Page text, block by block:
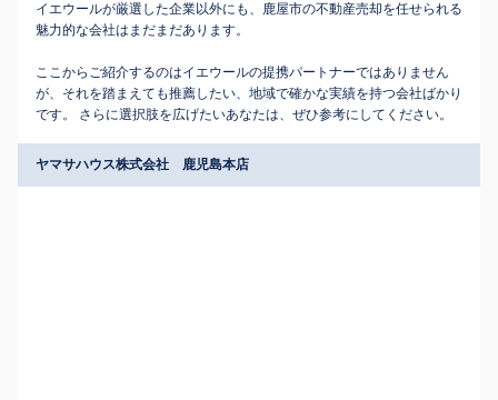
イエウールが厳選した企業以外にも、鹿屋市の不動産売却を任せられる
魅力的な会社はまだまだあります。
ここからご紹介するのはイエウールの提携パートナーではありません
が、それを踏まえても推薦したい、地域で確かな実績を持つ会社ばかり
です。 さらに選択肢を広げたいあなたは、ぜひ参考にしてください。
ヤマサハウス株式会社 鹿児島本店